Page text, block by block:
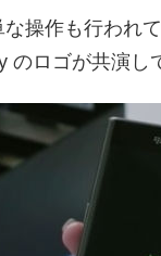
操作も行われ
ロゴが共演し